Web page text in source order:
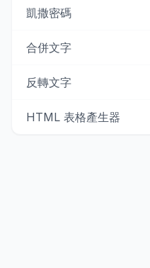
凱撒密碼
合併文字
反轉文字
HTML 表格產生器